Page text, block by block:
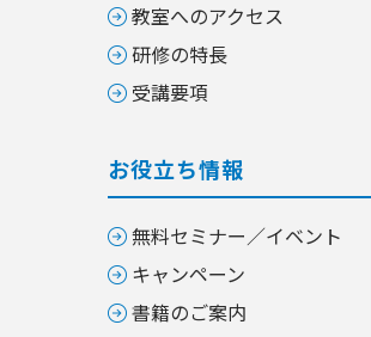
教室へのアクセス
研修の特長
受講要項
お役立ち情報
無料セミナー／イベント
キャンペーン
書籍のご案内